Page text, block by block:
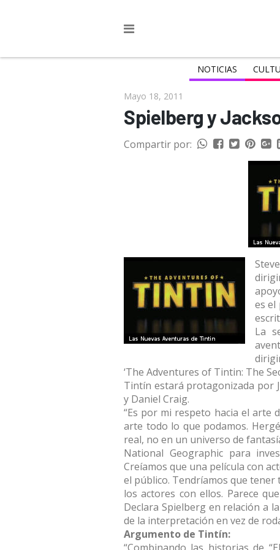
NOTICIAS
Mayo 18, 2011
Spielberg y
Compartir por:
es el
La
‘The Adventures of Tintin: The
Tintín estará protagonizada por
y Daniel Craig.
“Es por mi respeto hacia el arte
arte todo lo que podamos.
real, no en un universo de
National Geographic para
Creíamos que una película con
el público. Tendríamos que tener
los actores con ellos. Parece
Declara Spielberg en relación a
de la interpretación en vez de
Argumento de Tintín: